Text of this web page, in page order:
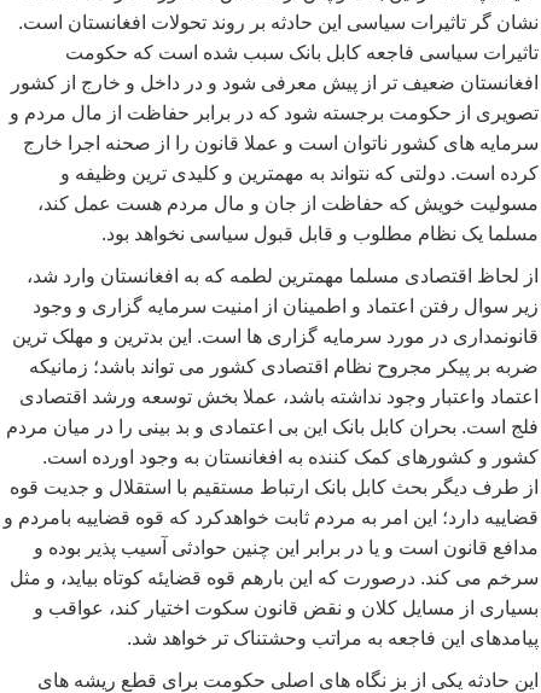
نشان گر تاثیرات سیاسی این حادثه بر روند تحولات افغانستان است.
تاثیرات سیاسی فاجعه کابل بانک سبب شده است که حکومت
افغانستان ضعیف تر از پیش معرفی شود و در داخل و خارج از کشور
تصویری از حکومت برجسته شود که در برابر حفاظت از مال مردم و
سرمایه های کشور ناتوان است و عملا قانون را از صحنه اجرا خارج
کرده است. دولتی که نتواند به مهمترین و کلیدی ترین وظیفه و
مسولیت خویش که حفاظت از جان و مال مردم هست عمل کند،
مسلما یک نظام مطلوب و قابل قبول سیاسی نخواهد بود.
از لحاظ اقتصادی مسلما مهمترین لطمه که به افغانستان وارد شد،
زیر سوال رفتن اعتماد و اطمینان از امنیت سرمایه گزاری و وجود
قانونمداری در مورد سرمایه گزاری ها است. این بدترین و مهلک ترین
ضربه بر پیکر مجروح نظام اقتصادی کشور می تواند باشد؛ زمانیکه
اعتماد واعتبار وجود نداشته باشد، عملا بخش توسعه ورشد اقتصادی
فلج است. بحران کابل بانک این بی اعتمادی و بد بینی را در میان مردم
کشور و کشورهای کمک کننده به افغانستان به وجود اورده است.
از طرف دیگر بحث کابل بانک ارتباط مستقیم با استقلال و جدیت قوه
قضاییه دارد؛ این امر به مردم ثابت خواهدکرد که قوه قضاییه بامردم و
مدافع قانون است و یا در برابر این چنین حوادثی آسیب پذیر بوده و
سرخم می کند. درصورت که این بارهم قوه قضایئه کوتاه بیاید، و مثل
بسیاری از مسایل کلان و نقض قانون سکوت اختیار کند، عواقب و
پیامدهای این فاجعه به مراتب وحشتناک تر خواهد شد.
این حادثه یکی از بز نگاه های اصلی حکومت برای قطع ریشه های